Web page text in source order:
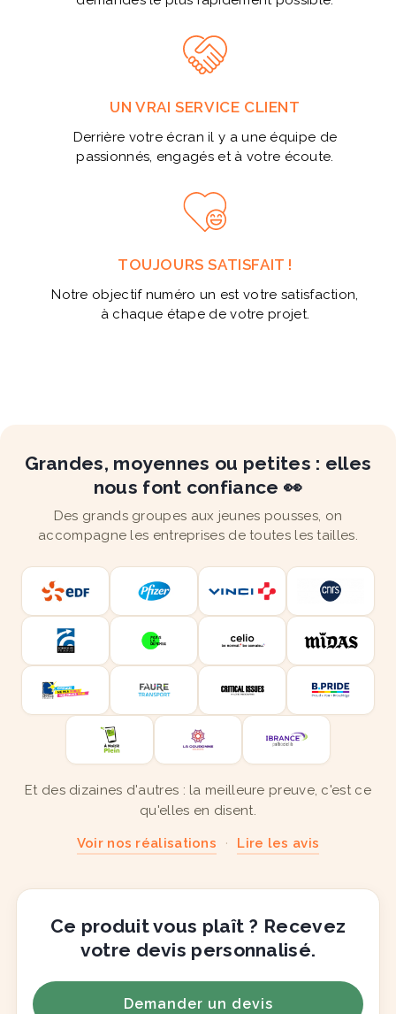
UN VRAI SERVICE CLIENT
Derrière votre écran il y a une équipe de
passionnés, engagés et à votre écoute.
TOUJOURS SATISFAIT !
Notre objectif numéro un est votre satisfaction,
à chaque étape de votre projet.
Grandes, moyennes ou petites : elles
nous font confiance 👀
Des grands groupes aux jeunes pousses, on
accompagne les entreprises de toutes les tailles.
Et des dizaines d'autres : la meilleure preuve, c'est ce
qu'elles en disent.
Voir nos réalisations · Lire les avis
Ce produit vous plaît ? Recevez
votre devis personnalisé.
Demander un devis